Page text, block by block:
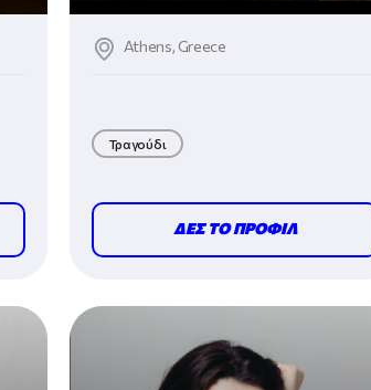
Athens, Greece
Τραγούδι
ΔΕΣ ΤΟ ΠΡΟΦΙΛ